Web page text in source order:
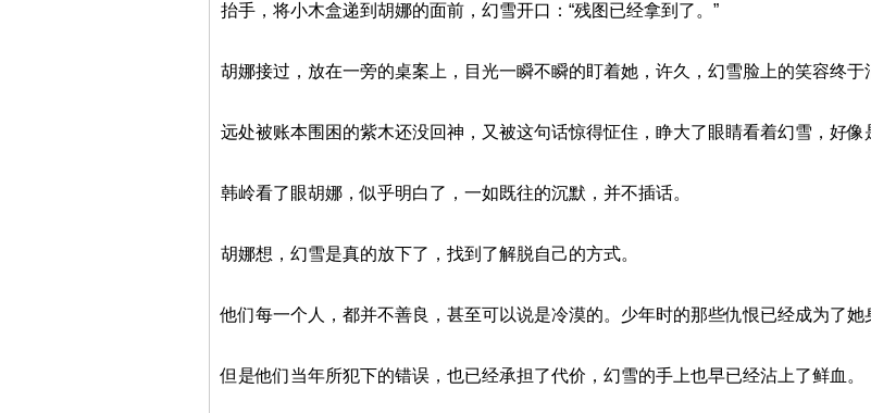
抬手，将小木盒递到胡娜的面前，幻雪开口：“残图已经拿到了。”
胡娜接过，放在一旁的桌案上，目光一瞬不瞬的盯着她，许久，幻雪脸上的笑容终于
远处被账本围困的紫木还没回神，又被这句话惊得怔住，睁大了眼睛看着幻雪，好
韩岭看了眼胡娜，似乎明白了，一如既往的沉默，并不插话。
胡娜想，幻雪是真的放下了，找到了解脱自己的方式。
他们每一个人，都并不善良，甚至可以说是冷漠的。少年时的那些仇恨已经成为了她
但是他们当年所犯下的错误，也已经承担了代价，幻雪的手上也早已经沾上了鲜血。